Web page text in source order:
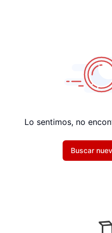
Lo sentimos, no
Buscar